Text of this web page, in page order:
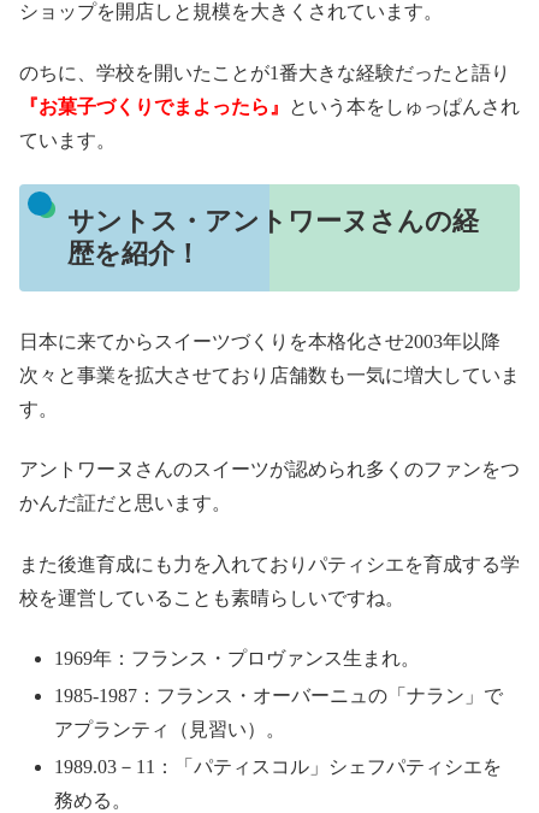
ショップを開店しと規模を大きくされています。
のちに、学校を開いたことが1番大きな経験だったと語り
『お菓子づくりでまよったら』
という本をしゅっぱんされ
ています。
サントス・アントワーヌさんの経
歴を紹介！
日本に来てからスイーツづくりを本格化させ2003年以降
次々と事業を拡大させており店舗数も一気に増大していま
す。
アントワーヌさんのスイーツが認められ多くのファンをつ
かんだ証だと思います。
また後進育成にも力を入れておりパティシエを育成する学
校を運営していることも素晴らしいですね。
1969年：フランス・プロヴァンス生まれ。
1985-1987：フランス・オーバーニュの「ナラン」で
アプランティ（見習い）。
1989.03－11：「パティスコル」シェフパティシエを
務める。